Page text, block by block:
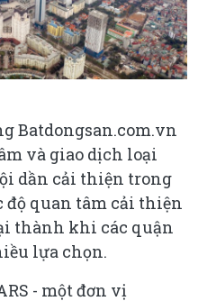
Batdongsan.com.vn
và giao dịch loại
dần cải thiện trong
độ quan tâm cải thiện
thành khi các quận
lựa chọn.
- một đơn vị